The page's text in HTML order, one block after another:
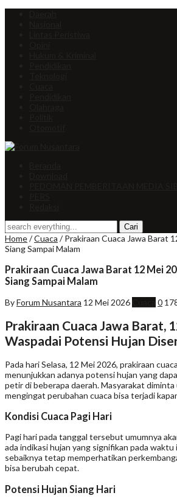
Home/Cuaca /Prakiraan Cuaca Jawa Barat
Siang Sampai Malam
Prakiraan Cuaca Jawa Barat 12 Mei
Siang Sampai Malam
ByForum Nusantara 12 Mei 2026 0
Prakiraan Cuaca Jawa Barat,
Waspadai Potensi Hujan
Pada hari Selasa, 12 Mei 2026, prakiraan
menunjukkan adanya potensi hujan yang
petir di beberapa daerah. Masyarakat
mengingat perubahan cuaca bisa terjadi
Kondisi Cuaca Pagi Hari
Pagi hari pada tanggal tersebut umumnya
ada indikasi hujan yang signifikan pada waktu
sebaiknya tetap memperhatikan
bisa berubah cepat.
Potensi Hujan Siang Hari